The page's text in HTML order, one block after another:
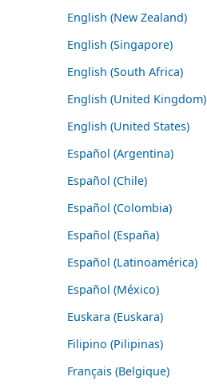
English (New Zealand)
English (Singapore)
English (South Africa)
English (United Kingdom)
English (United States)
Español (Argentina)
Español (Chile)
Español (Colombia)
Español (España)
Español (Latinoamérica)
Español (México)
Euskara (Euskara)
Filipino (Pilipinas)
Français (Belgique)